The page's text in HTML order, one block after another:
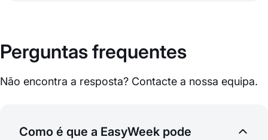
Perguntas frequentes
Não encontra a resposta? Contacte a nossa equipa.
Como é que a EasyWeek pode